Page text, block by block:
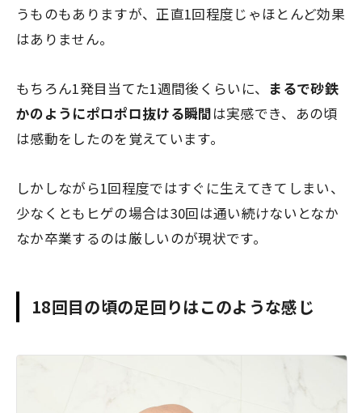
うものもありますが、正直1回程度じゃほとんど効果
はありません。
もちろん1発目当てた1週間後くらいに、
まるで砂鉄
かのようにポロポロ抜ける瞬間は実感でき、あの頃
は感動をしたのを覚えています。
しかしながら1回程度ではすぐに生えてきてしまい、
少なくともヒゲの場合は30回は通い続けないとなか
なか卒業するのは厳しいのが現状です。
18回目の頃の足回りはこのような感じ